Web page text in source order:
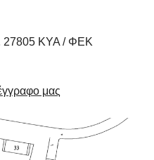
27805 ΚΥΑ / ΦΕΚ
μας